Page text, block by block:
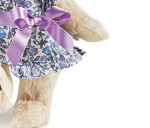
言うことですが、商品はきち
確実にお届けします。
のですか。受取の際、関税な
せたのち欠品を行いお客様
S・W 様
どで届けて頂きとても
りました」